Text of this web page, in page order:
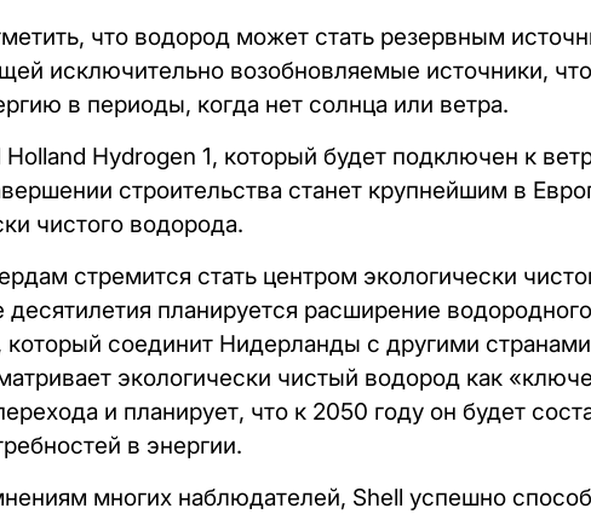
что водород может стать резервным
исключительно возобновляемые источники,
в периоды, когда нет солнца или ветра.
Holland Hydrogen 1, который будет подключен к
строительства станет крупнейшим в
чистого водорода.
стремится стать центром экологически
планируется расширение
который соединит Нидерланды с другими
экологически чистый водород как
и планирует, что к 2050 году он будет
в энергии.
многих наблюдателей, Shell успешно